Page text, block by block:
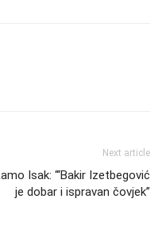
Next article
Isak: “‘Bakir Izetbegović
je dobar i ispravan čovjek”